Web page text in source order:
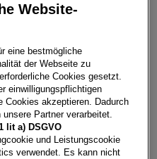
Website-
eine bestmögliche
der Webseite zu
Cookies gesetzt.
einwilligungspflichtigen
Cookies akzeptieren. Dadurch
Partner verarbeitet.
lit a) DSGVO
und Leistungscookie
verwendet. Es kann nicht